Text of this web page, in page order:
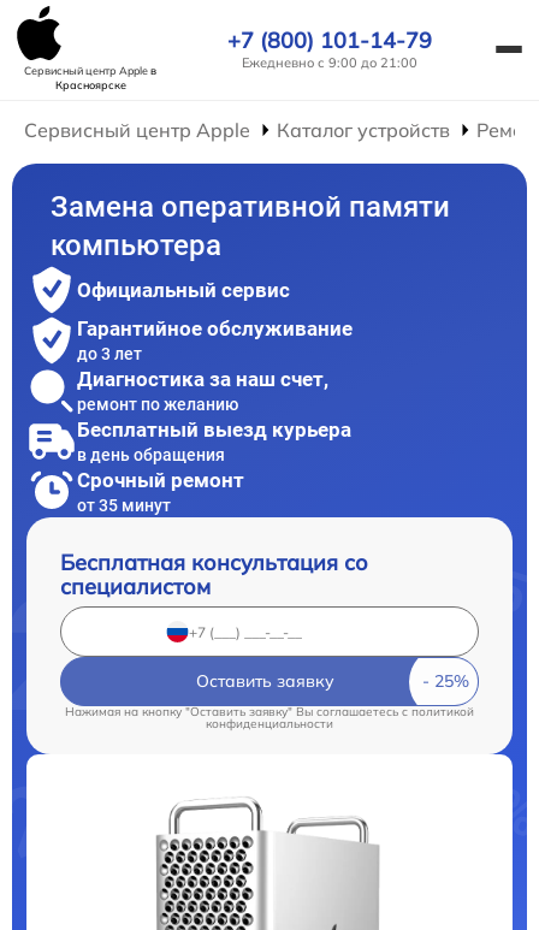
Сервисный центр Appleв
Красноярске
+7 (800) 101-14-79
Ежедневно с 9:00 до 21:00
Сервисный центр Apple Каталог устройств
Замена оперативной памяти
компьютера
Официальный сервис
Гарантийное обслуживание
до 3 лет
Диагностика за наш счет,
ремонт по желанию
Бесплатный выезд курьера
в день обращения
Срочный ремонт
от 35 минут
Бесплатная консультация со
специалистом
Оставить заявку
Нажимая на кнопку "Оставить заявку" Вы соглашаетесь cполитикой
конфиденциальности